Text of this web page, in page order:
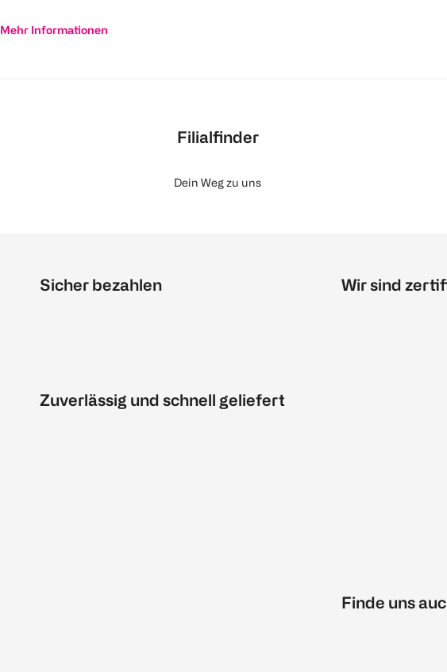
Mehr Informationen
Filialfinder
Dein Weg zu uns
Sicher bezahlen
Zuverlässig und schnell geliefert
Wir sind
Finde uns